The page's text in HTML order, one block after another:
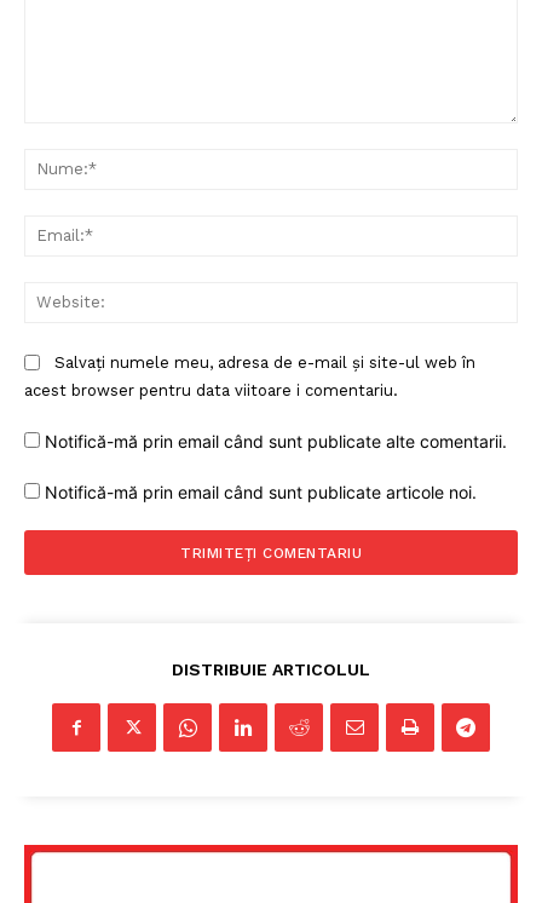
Salvați numele meu, adresa de e-mail și site-ul web în
acest browser pentru data viitoare i comentariu.
Notifică-mă prin email când sunt publicate alte comentarii.
Notifică-mă prin email când sunt publicate articole noi.
DISTRIBUIE ARTICOLUL